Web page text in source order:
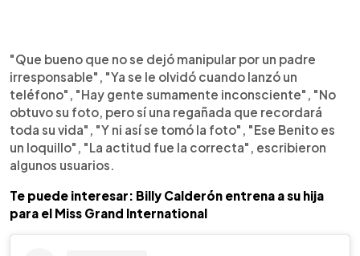
"Que bueno que no se dejó manipular por un padre
irresponsable", "Ya se le olvidó cuando lanzó un
teléfono", "Hay gente sumamente inconsciente", "No
obtuvo su foto, pero sí una regañada que recordará
toda su vida", "Y ni así se tomó la foto", "Ese Benito es
un loquillo", "La actitud fue la correcta", escribieron
algunos usuarios.
Te puede interesar: Billy Calderón entrena a su hija
para el Miss Grand International